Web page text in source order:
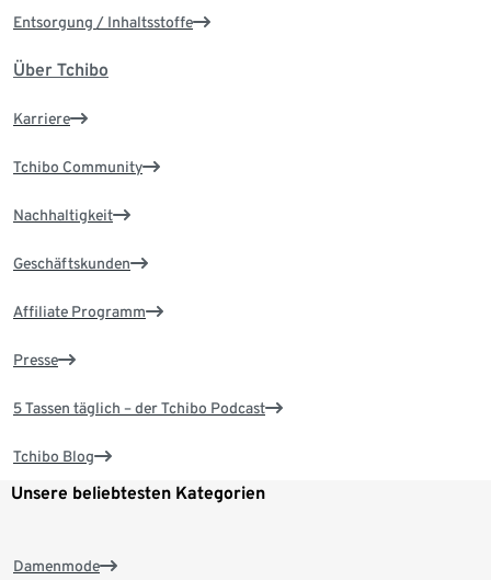
Entsorgung / Inhaltsstoffe
Über Tchibo
Karriere
Tchibo Community
Nachhaltigkeit
Geschäftskunden
Affiliate Programm
Presse
5 Tassen täglich – der Tchibo Podcast
Tchibo Blog
Unsere beliebtesten Kategorien
Damenmode